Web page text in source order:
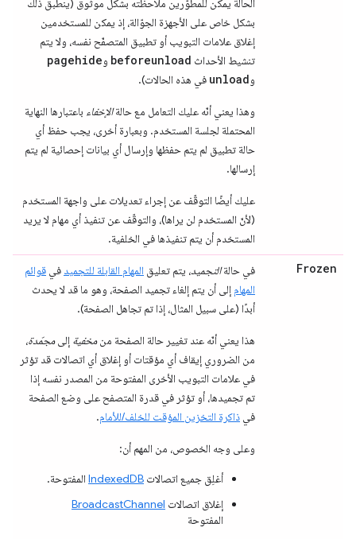
الحالة يمكن للمطوّرين ملاحظته بشكل موثوق (ينطبق ذلك
بشكل خاص على الأجهزة الجوّالة، إذ يمكن للمستخدمين
إغلاق علامات التبويب أو تطبيق المتصفّح نفسه، ولا يتم
تنشيط الأحداث beforeunload وpagehide
وunload في هذه الحالات).
وهذا يعني أنّه عليك التعامل مع حالةالإخفاء باعتبارها النهاية
المحتملة لجلسة المستخدم. وبعبارة أخرى، يجب حفظ أي
حالة تطبيق لم يتم حفظها وإرسال أي بيانات إحصائية لم يتم
إرسالها.
عليك أيضًا التوقّف عن إجراء تعديلات على واجهة المستخدم
(لأنّ المستخدم لن يراها)، والتوقّف عن تنفيذ أي مهام لا يريد
المستخدم أن يتم تنفيذها في الخلفية.
Frozen في حالةالتجميد، يتم تعليق المهام القابلة للتجميد في قوائم
المهام إلى أن يتم إلغاء تجميد الصفحة، وهو ما قد لا يحدث
أبدًا (على سبيل المثال، إذا تم تجاهل الصفحة).
هذا يعني أنّه عند تغيير حالة الصفحة منمخفية إلىمجمّدة،
من الضروري إيقاف أي مؤقتات أو إغلاق أي اتصالات قد تؤثر
في علامات التبويب الأخرى المفتوحة من المصدر نفسه إذا
تم تجميدها، أو تؤثر في قدرة المتصفح على وضع الصفحة
في ذاكرة التخزين المؤقت للخلف/للأمام.
وعلى وجه الخصوص، من المهم أن:
أغلِق جميع اتصالات IndexedDB المفتوحة.
إغلاق اتصالات BroadcastChannel
المفتوحة